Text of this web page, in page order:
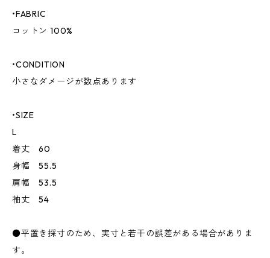
•FABRIC
コットン 100%
•CONDITION
小さなダメージが数点あります
•SIZE
L
着丈 60
身幅 55.5
肩幅 53.5
袖丈 54
●平置き採寸のため、実寸と若干の誤差がある場合がありま
す。